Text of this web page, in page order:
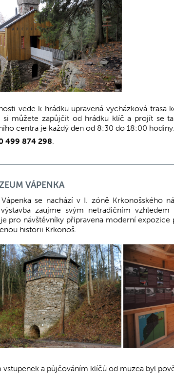
vede k hrádku upravená vycházková
si můžete zapůjčit od hrádku klíč a projít se
centra je každý den od 8:30 do 18:00 hodiny.
499 874 298.
VÁPENKA
se nachází v I. zóně Krkonošského
zaujme svým netradičním
pro návštěvníky připravena moderní
historii Krkonoš.
vstupenek a půjčováním klíčů od muzea byl